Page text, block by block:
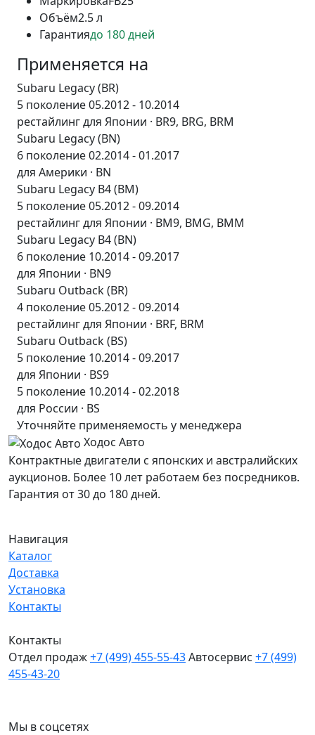
Объём2.5 л
Гарантиядо 180 дней
Применяется на
Subaru Legacy (BR)
5 поколение 05.2012 - 10.2014
рестайлинг для Японии · BR9, BRG, BRM
Subaru Legacy (BN)
6 поколение 02.2014 - 01.2017
для Америки · BN
Subaru Legacy B4 (BM)
5 поколение 05.2012 - 09.2014
рестайлинг для Японии · BM9, BMG, BMM
Subaru Legacy B4 (BN)
6 поколение 10.2014 - 09.2017
для Японии · BN9
Subaru Outback (BR)
4 поколение 05.2012 - 09.2014
рестайлинг для Японии · BRF, BRM
Subaru Outback (BS)
5 поколение 10.2014 - 09.2017
для Японии · BS9
5 поколение 10.2014 - 02.2018
для России · BS
Уточняйте применяемость у менеджера
Ходос Авто
Контрактные двигатели с японских и австралийских
аукционов. Более 10 лет работаем без посредников.
Гарантия от 30 до 180 дней.
Навигация
Каталог
Доставка
Установка
Контакты
Контакты
Отдел продаж+7 (499) 455-55-43Автосервис +7 (499)
455-43-20
Мы в соцсетях